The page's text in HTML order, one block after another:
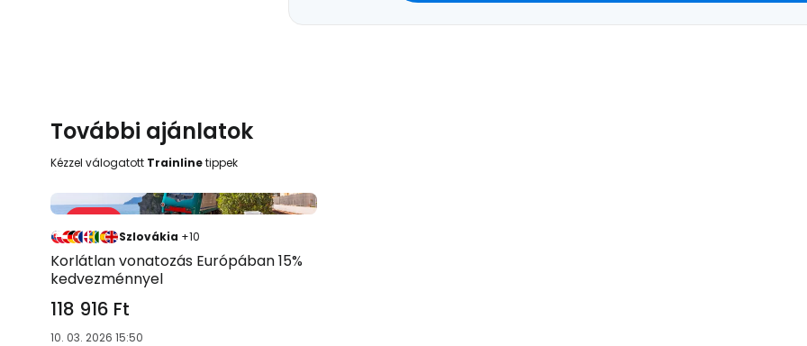
További ajánlatok
Kézzel válogatott Trainlinetippek
Akció 15 %
Szlovákia +10
Korlátlan vonatozás Európában 15%
kedvezménnyel
118 916 Ft
10. 03. 2026 15:50